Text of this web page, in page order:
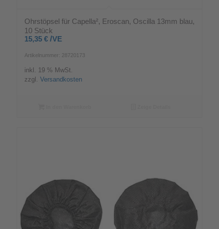
Ohrstöpsel für Capella², Eroscan, Oscilla 13mm blau,
10 Stück
15,35 € /VE
Artikelnummer: 28720173
inkl. 19 % MwSt.
zzgl. Versandkosten